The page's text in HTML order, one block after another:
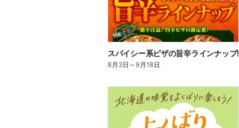
スパイシー系ピザの旨辛ラインナップ!
8月3日 ～9月18日